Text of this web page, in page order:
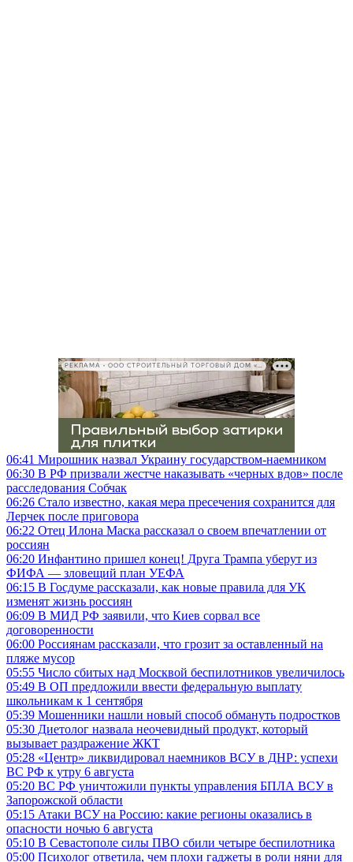
РЕКЛАМА • ООО СТРОИТЕЛЬНЫЙ ТОРГОВЫЙ ДОМ «ПЕТРОВИЧ», ИНН 7802348846
06:41 Мирошник назвал Украину государством-наемником
06:30 В РФ призвали жестче наказывать «черных вдов» после
расследования Собчак
06:26 Стало известно, какая мера пресечения сохранится для
Лерчек после приговора
06:22 Отец Илона Маска рассказал о своем впечатлении от
россиян
06:20 Инфантино пришел конец! Друга Трампа уберут из
ФИФА — зловещий план УЕФА
06:15 В Госдуме рассказали, как новые правила для УК
изменят жизнь россиян
06:09 В МИД РФ заявили, что Киев сорвал все
договоренности
06:00 Россиянам рассказали, что грозит за оставленный на
пляже мусор
05:55 Число сбитых над Москвой беспилотников увеличилось
05:49 В ОП предложили ввести федеральную выплату
школьникам к 1 сентября
05:39 Мошенники нашли новый способ обмануть подростков
05:30 Диетолог назвала неочевидный продукт, который
вызывает раздражение ЖКТ
05:28 «Центр» ликвидировал наемников ВСУ в ДНР: успехи
ВС РФ к утру 6 августа
05:20 ВС РФ уничтожили пункты управления БПЛА ВСУ в
Запорожской области
05:15 Атаки ВСУ на Россию: какие регионы оказались в
опасности ночью 6 августа
05:10 В Севастополе силы ПВО сбили четыре беспилотника
05:00 Психолог ответила, чем плохи гаджеты в роли няни для